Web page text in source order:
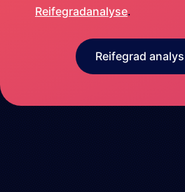
Reifegradanalyse.
Reifegrad